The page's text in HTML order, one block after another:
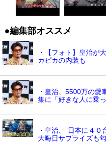
●編集部オススメ
・【フォト】皇治が
カピカの内装も
・皇治、5500万の愛
集に「好きな人に乗っ
・皇治、”日本に４０
大晦日サプライズも